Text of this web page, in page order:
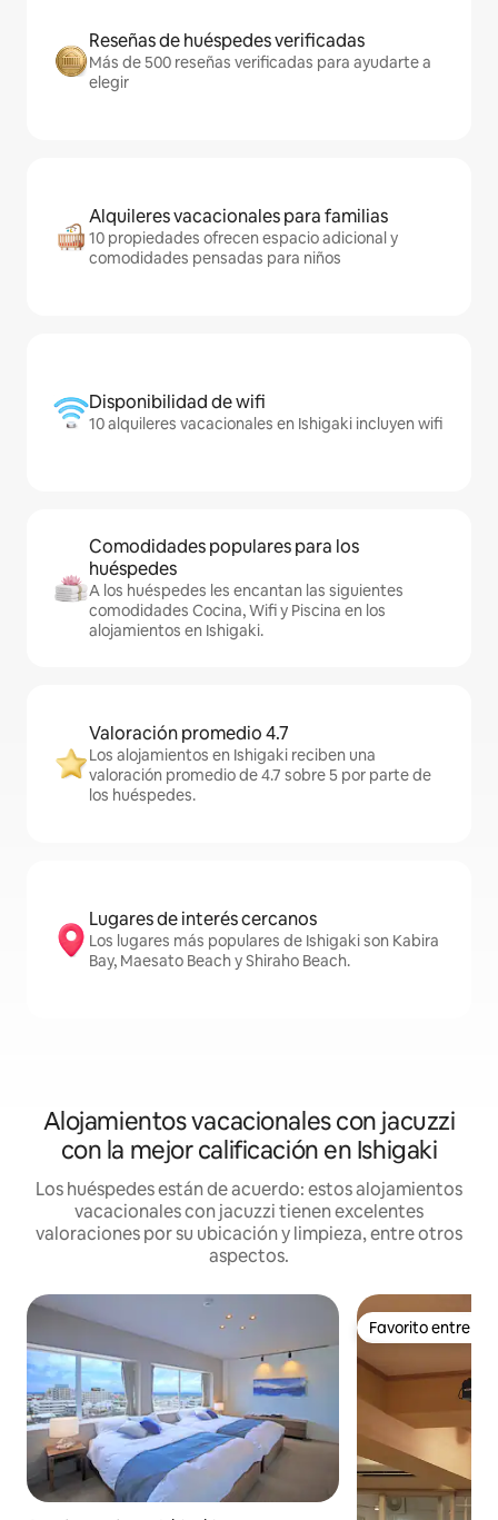
Reseñas de huéspedes verificadas
Más de 500 reseñas verificadas para ayudarte a
elegir
Alquileres vacacionales para familias
10 propiedades ofrecen espacio adicional y
comodidades pensadas para niños
Disponibilidad de wifi
10 alquileres vacacionales en Ishigaki incluyen wifi
Comodidades populares para los
huéspedes
A los huéspedes les encantan las siguientes
comodidades Cocina, Wifi y Piscina en los
alojamientos en Ishigaki.
Valoración promedio 4.7
Los alojamientos en Ishigaki reciben una
valoración promedio de 4.7 sobre 5 por parte de
los huéspedes.
Lugares de interés cercanos
Los lugares más populares de Ishigaki son Kabira
Bay, Maesato Beach y Shiraho Beach.
Alojamientos vacacionales con jacuzzi
con la mejor calificación en Ishigaki
Los huéspedes están de acuerdo: estos alojamientos
vacacionales con jacuzzi tienen excelentes
valoraciones por su ubicación y limpieza, entre otros
aspectos.
Favorito entre
Favorito entre